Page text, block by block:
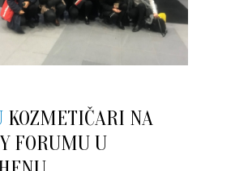
KOZMETIČARI NA
FORUMU U